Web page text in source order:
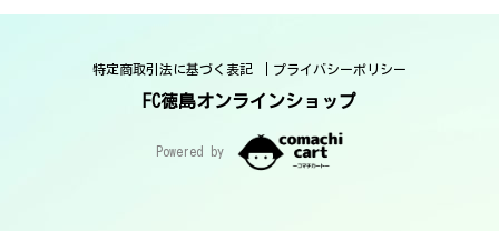
特定商取引法に基づく表記 プライバシーポリシー
FC徳島オンラインショップ
Powered by